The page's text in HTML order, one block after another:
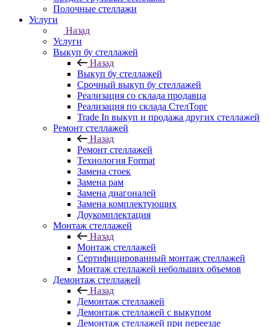
Полочные стеллажи
Услуги
Назад
Услуги
Выкуп бу стеллажей
Назад
Выкуп бу стеллажей
Срочный выкуп бу стеллажей
Реализация со склада продавца
Реализация по склада СтелТорг
Trade In выкуп и продажа других стеллажей
Ремонт стеллажей
Назад
Ремонт стеллажей
Технология Format
Замена стоек
Замена рам
Замена диагоналей
Замена комплектующих
Доукомплектация
Монтаж стеллажей
Назад
Монтаж стеллажей
Сертифицированный монтаж стеллажей
Монтаж стеллажей небольших объемов
Демонтаж стеллажей
Назад
Демонтаж стеллажей
Демонтаж стеллажей с выкупом
Демонтаж стеллажей при переезде